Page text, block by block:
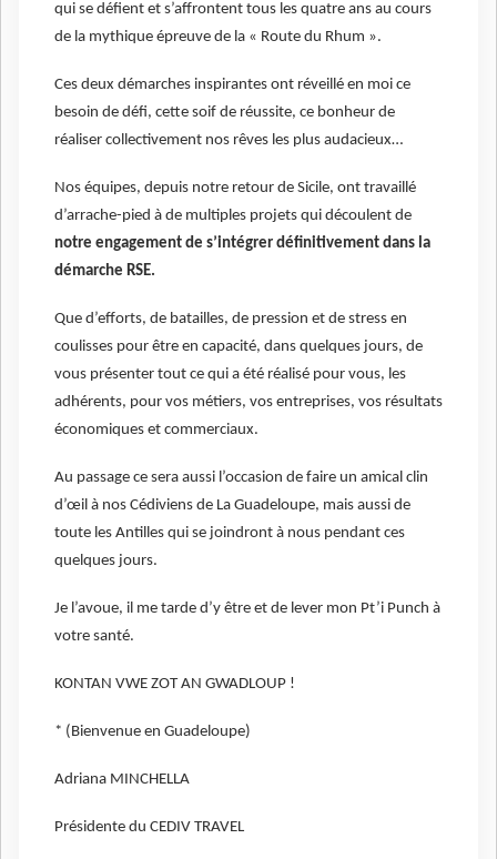
qui se défient et s’affrontent tous les quatre ans au cours
de la mythique épreuve de la « Route du Rhum ».
Ces deux démarches inspirantes ont réveillé en moi ce
besoin de défi, cette soif de réussite, ce bonheur de
réaliser collectivement nos rêves les plus audacieux…
Nos équipes, depuis notre retour de Sicile, ont travaillé
d’arrache-pied à de multiples projets qui découlent de
notre engagement de s’intégrer définitivement dans la
démarche RSE.
Que d’efforts, de batailles, de pression et de stress en
coulisses pour être en capacité, dans quelques jours, de
vous présenter tout ce qui a été réalisé pour vous, les
adhérents, pour vos métiers, vos entreprises, vos résultats
économiques et commerciaux.
Au passage ce sera aussi l’occasion de faire un amical clin
d’œil à nos Cédiviens de La Guadeloupe, mais aussi de
toute les Antilles qui se joindront à nous pendant ces
quelques jours.
Je l’avoue, il me tarde d’y être et de lever mon Pt’i Punch à
votre santé.
KONTAN VWE ZOT AN GWADLOUP !
* (Bienvenue en Guadeloupe)
Adriana MINCHELLA
Présidente du CEDIV TRAVEL